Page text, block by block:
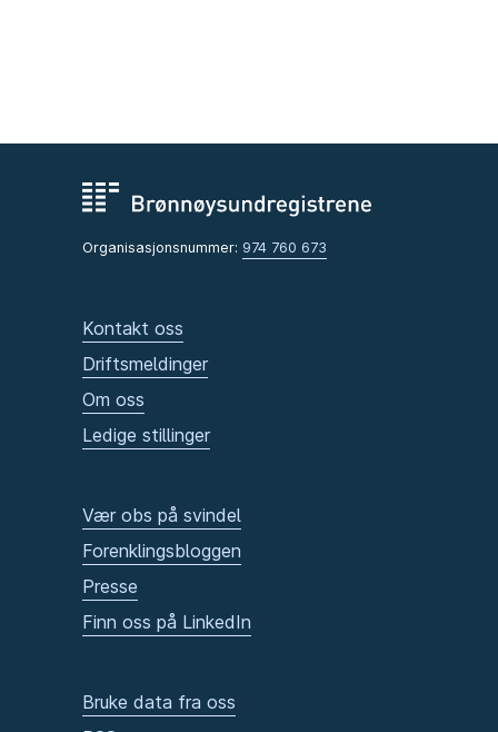
Organisasjonsnummer: 974 760 673
Kontakt oss
Driftsmeldinger
Om oss
Ledige stillinger
Vær obs på svindel
Forenklingsbloggen
Presse
Finn oss på LinkedIn
Bruke data fra oss